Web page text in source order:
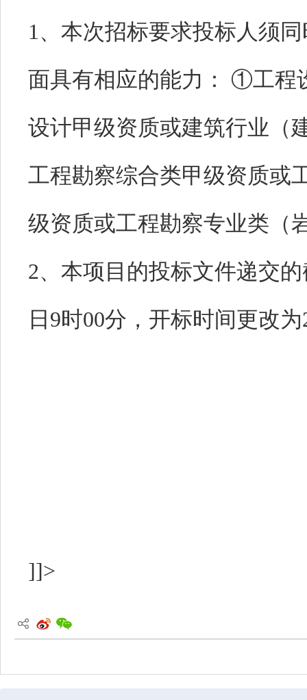
1、本次招标要求投标人须
面具有相应的能力： ①工程
设计甲级资质或建筑行业（
工程勘察综合类甲级资质或
级资质或工程勘察专业类（
2、本项目的投标文件递交
日9时00分，开标时间更改
]]>